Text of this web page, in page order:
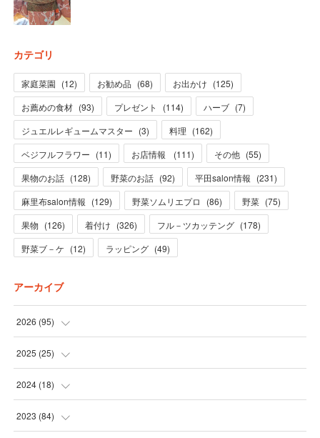
カテゴリ
家庭菜園 (12) お勧め品 (68) お出かけ (125)
お薦めの食材 (93) プレゼント (114) ハーブ (7)
ジュエルレギュームマスター (3) 料理 (162)
ベジフルフラワー (11) お店情報 (111) その他 (55)
果物のお話 (128) 野菜のお話 (92) 平田salon情報 (231)
麻里布salon情報 (129) 野菜ソムリエプロ (86) 野菜 (75)
果物 (126) 着付け (326) フル－ツカッテング (178)
野菜ブ－ケ (12) ラッピング (49)
アーカイブ
2026 (95)
(5
(31 )
(28
2025 (25)
(3
(19 )
2024(18)
(1
2023 (84)